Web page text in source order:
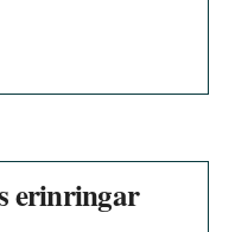
erinringar